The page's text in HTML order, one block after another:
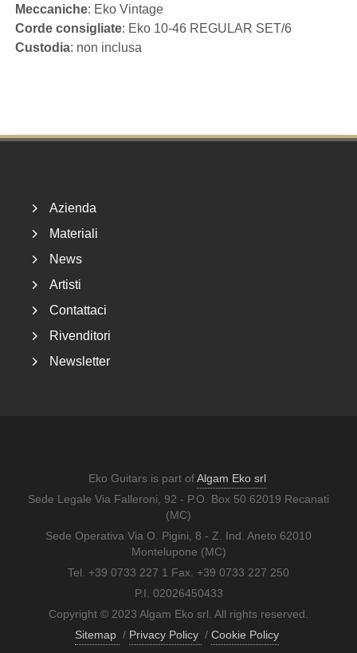
Meccaniche: Eko Vintage
Corde consigliate: Eko 10-46 REGULAR SET/6
Custodia: non inclusa
Azienda
Materiali
News
Artisti
Contattaci
Rivenditori
Newsletter
Eko Guitars is part ofAlgam Eko srl
Sede Legale Via Falleroni, 92 - P.O. Box 50 62019 Recanati
(MC)
Sede Operativa Via O. Pigini, 8 - Z. Ind. Aneto 62010
Montelupone (MC)
Tel. +39 0733 227 1 Fax. +39 0733 227 250
P.I. 02026450433
Copyright © 2023 Algam Eko srl. All rights reserved.
Sitemap / Privacy Policy / Cookie Policy